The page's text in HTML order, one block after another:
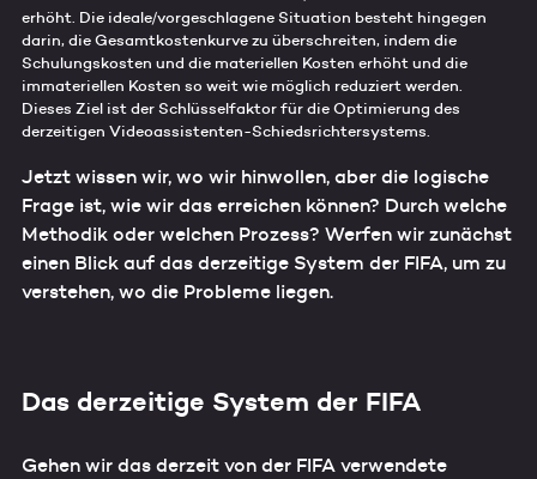
erhöht. Die ideale/vorgeschlagene Situation besteht hingegen
darin, die Gesamtkostenkurve zu überschreiten, indem die
Schulungskosten und die materiellen Kosten erhöht und die
immateriellen Kosten so weit wie möglich reduziert werden.
Dieses Ziel ist der Schlüsselfaktor für die Optimierung des
derzeitigen Videoassistenten-Schiedsrichtersystems.
Jetzt wissen wir, wo wir hinwollen, aber die logische
Frage ist, wie wir das erreichen können? Durch welche
Methodik oder welchen Prozess? Werfen wir zunächst
einen Blick auf das derzeitige System der FIFA, um zu
verstehen, wo die Probleme liegen.
Das derzeitige System der FIFA
Gehen wir das derzeit von der FIFA verwendete